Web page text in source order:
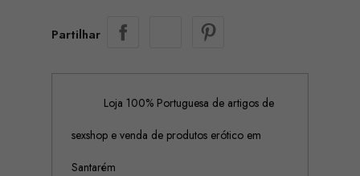
Partilhar
Loja 100% Portuguesa de artigos de
sexshop e venda de produtos erótico em
Santarém